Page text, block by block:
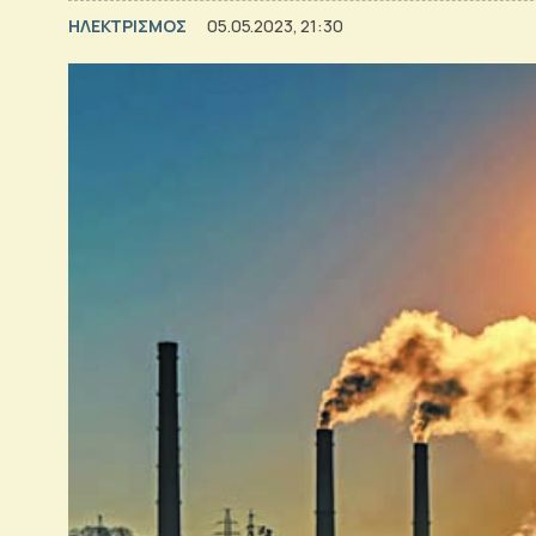
ΗΛΕΚΤΡΙΣΜΟΣ 05.05.2023, 21:30